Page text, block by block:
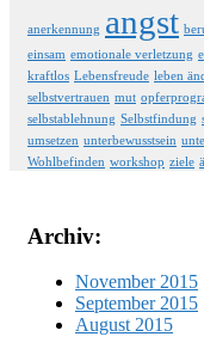
anerkennung angst
einsam emotionale verletzung
kraftlos Lebensfreude leben
selbstvertrauen mut
selbstablehnung Selbstfindung
umsetzen unterbewusstsein
Wohlbefinden workshop ziele
Archiv:
November 2015
September 2015
August 2015